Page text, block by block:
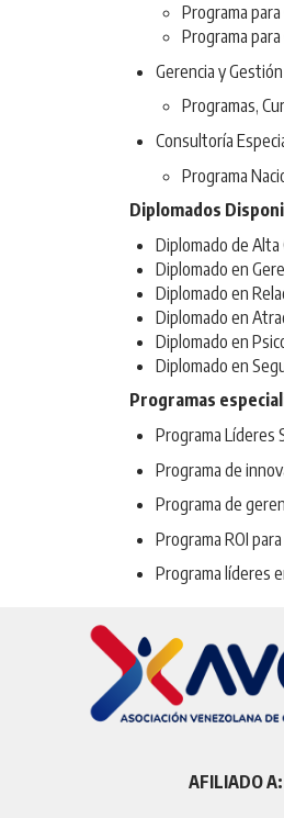
Programa
Programa
Gerencia y
Programas,
Consultoría
Programa
Diplomados
Diplomado de
Diplomado en
Diplomado en
Diplomado en
Diplomado en
Diplomado en
Programas
Programa Líderes
Programa de
Programa de
Programa ROI
Programa líderes
AFILIADO A: